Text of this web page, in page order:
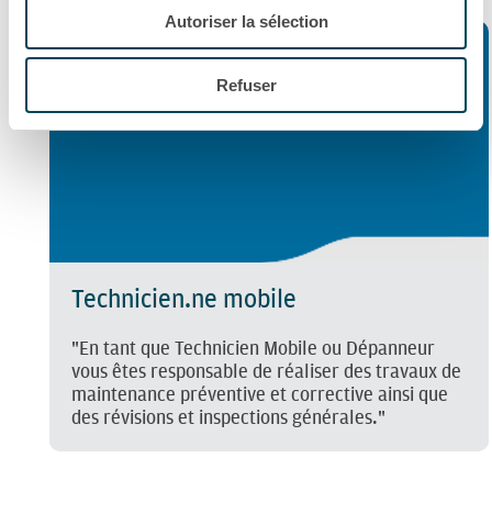
Autoriser la sélection
Refuser
Technicien.ne mobile
"En tant que Technicien Mobile ou Dépanneur
vous êtes responsable de réaliser des travaux de
maintenance préventive et corrective ainsi que
des révisions et inspections générales."